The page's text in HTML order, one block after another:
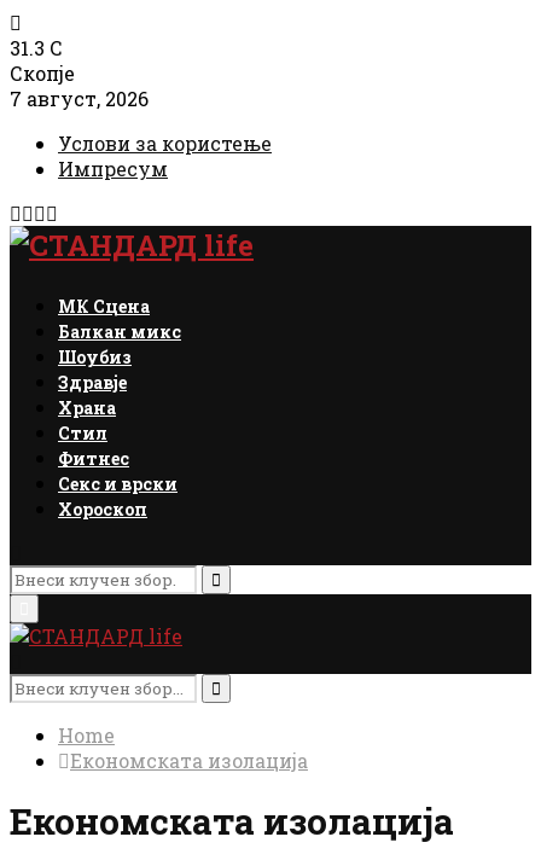
31.3 C
Скопје
7 август, 2026
Услови за користење
Импресум
Facebook
Instagram
Email
МК Сцена
Балкан микс
Шоубиз
Здравје
Храна
Стил
Фитнес
Секс и врски
Хороскоп
Search
for:
Search
Menu
Search
for:
Search
Home
Економската изолација
Економската изолација